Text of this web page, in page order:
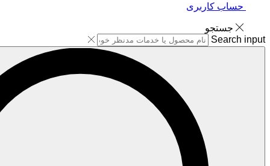
حساب کاربری
جستجو
Search input